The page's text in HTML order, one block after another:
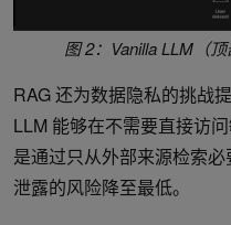
图 2：Vanilla LLM（
RAG 还为数据隐私的挑战
LLM 能够在不需要直接访
是通过只从外部来源检索
泄露的风险降至最低。